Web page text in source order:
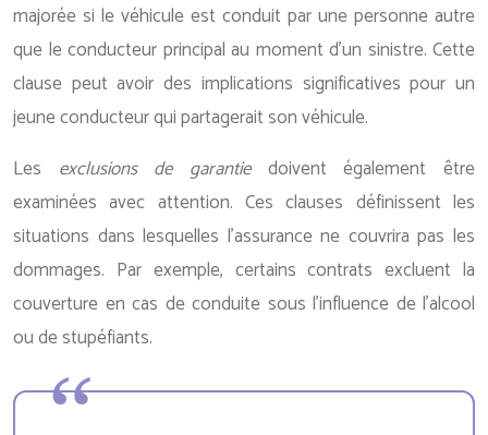
majorée si le véhicule est conduit par une personne autre
que le conducteur principal au moment d’un sinistre. Cette
clause peut avoir des implications significatives pour un
jeune conducteur qui partagerait son véhicule.
Les exclusions de garantie doivent également être
examinées avec attention. Ces clauses définissent les
situations dans lesquelles l’assurance ne couvrira pas les
dommages. Par exemple, certains contrats excluent la
couverture en cas de conduite sous l’influence de l’alcool
ou de stupéfiants.